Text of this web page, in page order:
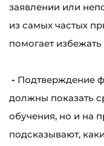
заявлении или
из самых частых
помогает
- Подтверждение
должны показать
обучения, но и на
подсказывают,